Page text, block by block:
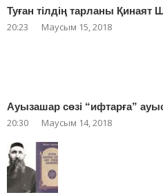
Туған тілдің тарланы
20:23 Маусым 15, 2018
Ауызашар сөзі “ифтарға”
20:30 Маусым 14, 2018